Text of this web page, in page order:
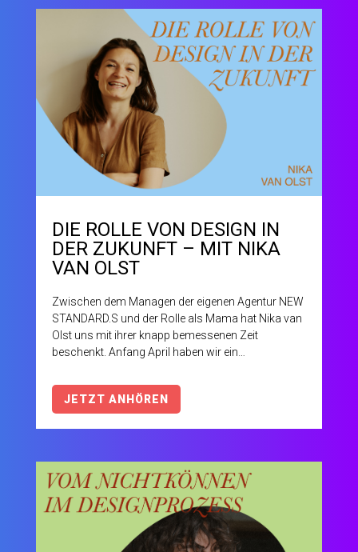
DIE ROLLE VON DESIGN IN
DER ZUKUNFT – MIT NIKA
VAN OLST
Zwischen dem Managen der eigenen Agentur NEW
STANDARD.S und der Rolle als Mama hat Nika van
Olst uns mit ihrer knapp bemessenen Zeit
beschenkt. Anfang April haben wir ein
immer nachhallt und für euch ab sofort zum
Nachhören auf unserer Website online ist.
JETZT ANHÖREN